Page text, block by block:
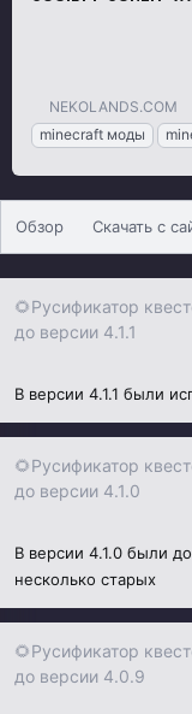
А
в
т
NEKOLANDS.COM
minecraft моды
Обзор Скачать с
🌻Русификатор
до версии 4.1.1
В версии 4.1.1 были
🌻Русификатор
до версии 4.1.0
В версии 4.1.0 были
несколько старых
🌻Русификатор
до версии 4.0.9